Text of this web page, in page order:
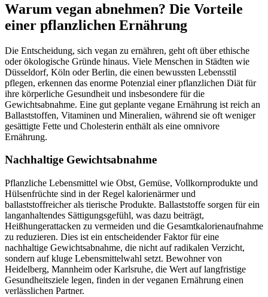
Warum vegan abnehmen? Die Vorteile
einer pflanzlichen Ernährung
Die Entscheidung, sich vegan zu ernähren, geht oft über ethische
oder ökologische Gründe hinaus. Viele Menschen in Städten wie
Düsseldorf, Köln oder Berlin, die einen bewussten Lebensstil
pflegen, erkennen das enorme Potenzial einer pflanzlichen Diät für
ihre körperliche Gesundheit und insbesondere für die
Gewichtsabnahme. Eine gut geplante vegane Ernährung ist reich an
Ballaststoffen, Vitaminen und Mineralien, während sie oft weniger
gesättigte Fette und Cholesterin enthält als eine omnivore
Ernährung.
Nachhaltige Gewichtsabnahme
Pflanzliche Lebensmittel wie Obst, Gemüse, Vollkornprodukte und
Hülsenfrüchte sind in der Regel kalorienärmer und
ballaststoffreicher als tierische Produkte. Ballaststoffe sorgen für ein
langanhaltendes Sättigungsgefühl, was dazu beiträgt,
Heißhungerattacken zu vermeiden und die Gesamtkalorienaufnahme
zu reduzieren. Dies ist ein entscheidender Faktor für eine
nachhaltige Gewichtsabnahme, die nicht auf radikalen Verzicht,
sondern auf kluge Lebensmittelwahl setzt. Bewohner von
Heidelberg, Mannheim oder Karlsruhe, die Wert auf langfristige
Gesundheitsziele legen, finden in der veganen Ernährung einen
verlässlichen Partner.